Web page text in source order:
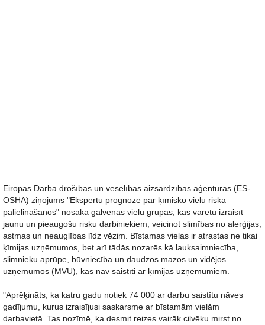
Eiropas Darba drošības un veselības aizsardzības aģentūras (ES-
OSHA) ziņojums "Ekspertu prognoze par ķīmisko vielu riska
palielināšanos" nosaka galvenās vielu grupas, kas varētu izraisīt
jaunu un pieaugošu risku darbiniekiem, veicinot slimības no alerģijas,
astmas un neauglības līdz vēzim. Bīstamas vielas ir atrastas ne tikai
ķīmijas uzņēmumos, bet arī tādās nozarēs kā lauksaimniecība,
slimnieku aprūpe, būvniecība un daudzos mazos un vidējos
uzņēmumos (MVU), kas nav saistīti ar ķīmijas uzņēmumiem.
"Aprēķināts, ka katru gadu notiek 74 000 ar darbu saistītu nāves
gadījumu, kurus izraisījusi saskarsme ar bīstamām vielām
darbavietā. Tas nozīmē, ka desmit reizes vairāk cilvēku mirst no